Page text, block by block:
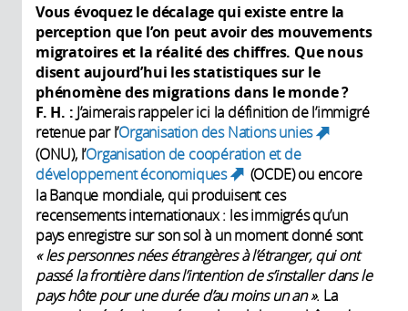
Vous évoquez le décalage qui existe entre la
perception que l’on peut avoir des mouvements
migratoires et la réalité des chiffres. Que nous
disent aujourd’hui les statistiques sur le
phénomène des migrations dans le monde?
F. H. : J’aimerais rappeler ici la définition de l’immigré
retenue par l’Organisation des Nations unies
external)
(ONU), l’Organisation de coopération et de
développement économiques
(link is external)
(OCDE) ou encore
la Banque mondiale, qui produisent ces
recensements internationaux : les immigrés qu’un
pays enregistre sur son sol à un moment donné sont
« les personnes nées étrangères à l’étranger, qui ont
passé la frontière dans l’intention de s’installer dans le
pays hôte pour une durée d’au moins un an ». La